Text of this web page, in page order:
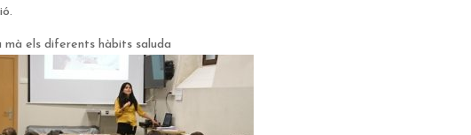
mà els diferents hàbits saluda